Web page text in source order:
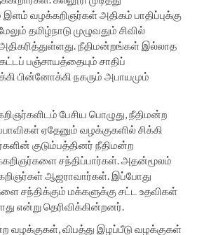
வழக்கறிஞர்கள் அதிகம் பாதிப்புக்கு
தமிழ்நாடு முழுவதும் சிவில்
நீதிமன்றங்கள் இல்லாத
பஞ்சாயத்தையும் சாதிப்
பின்னோக்கி நகரும் அபாயமும்
பேசிய பொழுது, நீதிமன்ற
ஏதேனும் வழக்குகளில் சிக்கி
குடும்பத்தினர் நீதிமன்ற
சந்திப்பார்கள். அதன்மூலம்
ஆஜராவார்கள். இப்போது
சந்திக்கும் மக்களுக்கு சட்ட உதவிகள்
என்று தெரிவிக்கின்றனர்.
வழக்குகள், விபத்து இழப்பீடு வழக்குகள்